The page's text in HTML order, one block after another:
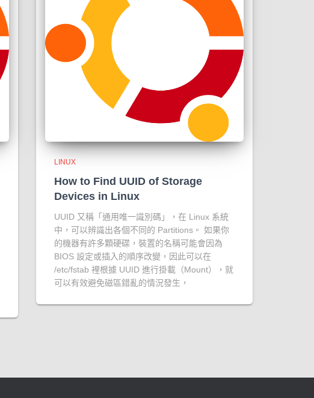
LINUX
How to Find UUID of Storage
Devices in Linux
UUID 又稱「通用唯一識別碼」，在 Linux 系統
中，可以辨識出各個不同的 Partitions。 如果你
的機器有許多顆硬碟，裝置的名稱可能會因為
BIOS 設定或插入的順序改變，因此可以在
/etc/fstab 裡根據 UUID 進行掛載（Mount），就
可以有效避免磁區錯亂的情況發生，